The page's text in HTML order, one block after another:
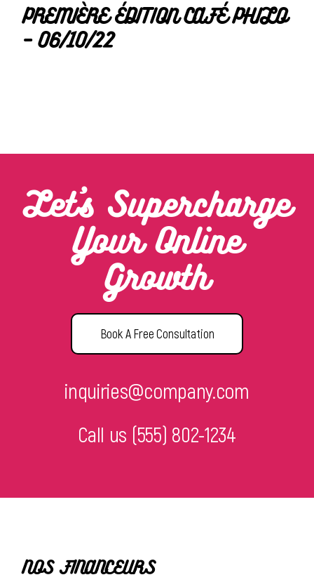
PREMIÈRE ÉDITION CAFÉ PHILO
– 06/10/22
Let’s Supercharge
Your Online
Growth
Book A Free Consultation
inquiries@company.com
Call us (555) 802-1234
NOS FINANCEURS